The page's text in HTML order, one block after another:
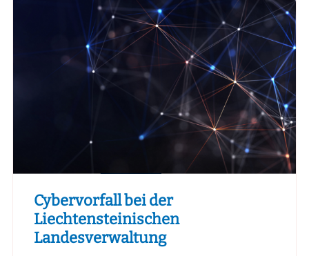
Cybervorfall bei der
Liechtensteinischen
Landesverwaltung